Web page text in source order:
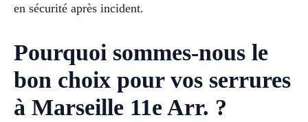
en sécurité après incident.
Pourquoi sommes-nous le
bon choix pour vos serrures
à Marseille 11e Arr. ?